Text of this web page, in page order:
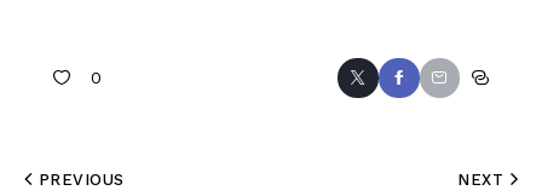
0
PREVIOUS NEXT